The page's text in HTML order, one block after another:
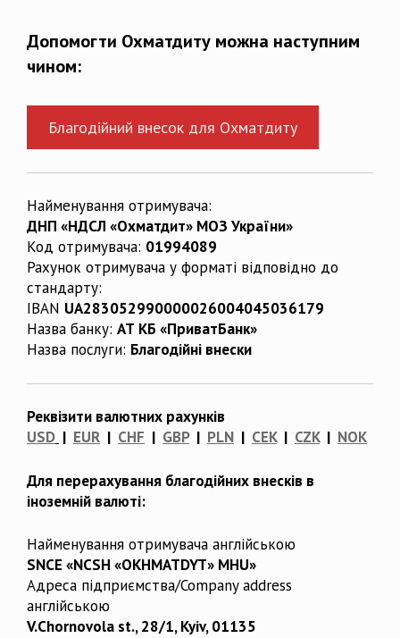
Допомогти Охматдиту можна наступним
чином:
Благодійний внесок для Охматдиту
Найменування отримувача:
ДНП «НДСЛ «Охматдит» МОЗ України»
Код отримувача: 01994089
Рахунок отримувача у форматі відповідно до
стандарту:
IBAN UA283052990000026004045036179
Назва банку: АТ КБ «ПриватБанк»
Назва послуги: Благодійні внески
Реквізити валютних рахунків
USD | EUR | CHF | GBP| PLN | CEK| CZK| NOK
Для перерахування благодійних внесків в
іноземній валюті:
Найменування отримувача англійською
SNCE «NCSH «OKHMATDYT» MHU»
Адреса підприємства/Company address
англійською
V.Chornovola st., 28/1, Kyiv, 01135